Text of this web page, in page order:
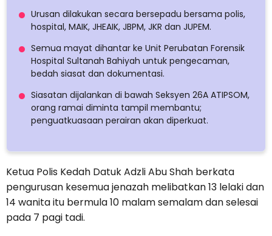
Urusan dilakukan secara bersepadu bersama polis,
hospital, MAIK, JHEAIK, JBPM, JKR dan JUPEM.
Semua mayat dihantar ke Unit Perubatan Forensik
Hospital Sultanah Bahiyah untuk pengecaman,
bedah siasat dan dokumentasi.
Siasatan dijalankan di bawah Seksyen 26A ATIPSOM,
orang ramai diminta tampil membantu;
penguatkuasaan perairan akan diperkuat.
Ketua Polis Kedah Datuk Adzli Abu Shah berkata
pengurusan kesemua jenazah melibatkan 13 lelaki dan
14 wanita itu bermula 10 malam semalam dan selesai
pada 7 pagi tadi.